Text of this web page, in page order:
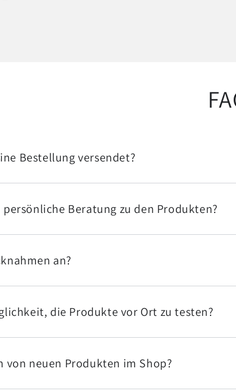
Bestellung versendet?
Beratung zu den Produkten?
an?
die Produkte vor Ort zu testen?
von neuen Produkten im Shop?